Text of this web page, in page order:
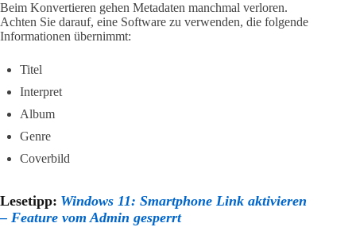
Beim Konvertieren gehen Metadaten manchmal verloren.
Achten Sie darauf, eine Software zu verwenden, die folgende
Informationen übernimmt:
Titel
Interpret
Album
Genre
Coverbild
Lesetipp: Windows 11: Smartphone Link aktivieren
– Feature vom Admin gesperrt